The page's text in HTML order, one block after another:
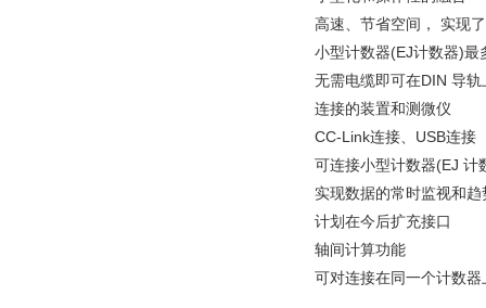
高速、节省空间， 实现
小型计数器(EJ计数器)
无需电缆即可在DIN 导
连接的装置和测微仪
CC-Link连接、USB连接
可连接小型计数器(EJ 计
实现数据的常时监视和
计划在今后扩充接口
轴间计算功能
可对连接在同一个计数